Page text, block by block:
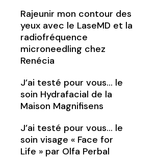
Rajeunir mon contour des
yeux avec le LaseMD et la
radiofréquence
microneedling chez
Renécia
J’ai testé pour vous… le
soin Hydrafacial de la
Maison Magnifisens
J’ai testé pour vous… le
soin visage « Face for
Life » par Olfa Perbal